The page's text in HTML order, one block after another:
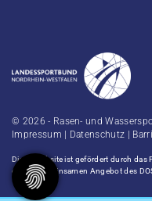
© 2026 - Rasen- und
Impressum | Datenschutz |
Diese Website ist gefördert durch das
einem gemeinsamen Angebot des